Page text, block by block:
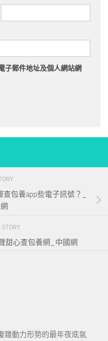
子郵件地址及個人網站網
包養app些電子訊號？_
甜心查包養網_中國網
雜動力形勢的最年夜底氣